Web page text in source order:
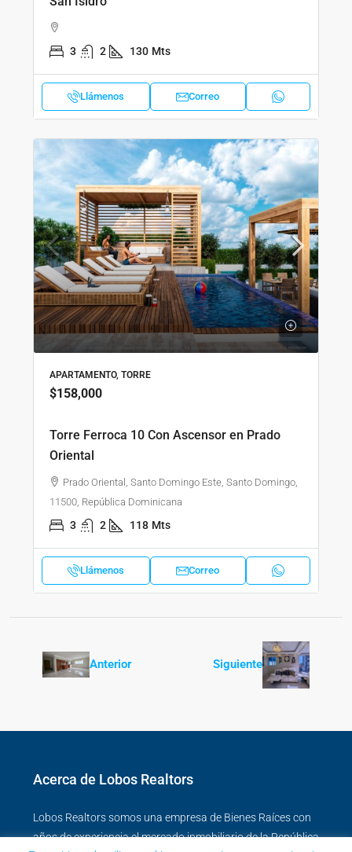
3 2 130 Mts
Llámenos Correo
APARTAMENTO, TORRE
$158,000
Torre Ferroca 10 Con Ascensor en Prado
Oriental
Prado Oriental, Santo Domingo Este, Santo Domingo,
11500, República Dominicana
3 2 118 Mts
Llámenos Correo
Anterior Siguiente
Acerca de Lobos Realtors
Lobos Realtors somos una empresa de Bienes Raíces con
años de experiencia el mercado inmobiliario de la República